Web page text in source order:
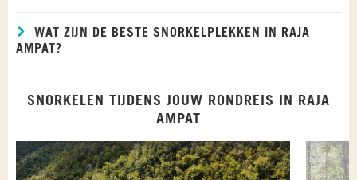
WAT ZIJN DE BESTE SNORKELPLEKKEN IN RAJA
AMPAT?
SNORKELEN TIJDENS JOUW RONDREIS IN RAJA
AMPAT